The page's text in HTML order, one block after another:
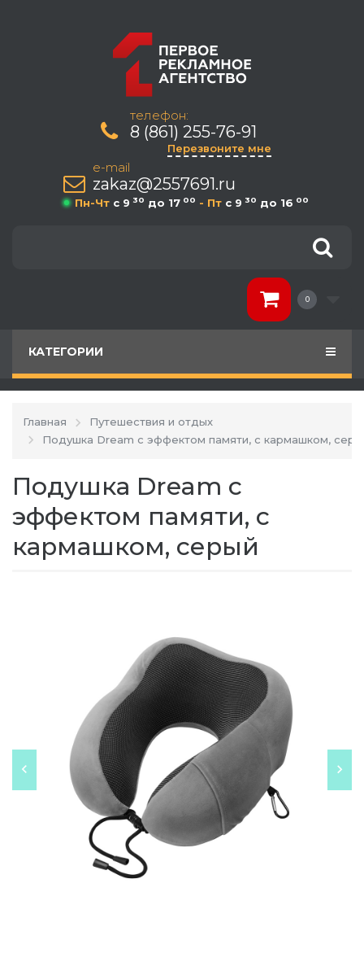
телефон:
8 (861) 255-76-91
Перезвоните мне
e-mail
zakaz@2557691.ru
Пн-Чт c 9 30 до 17 00 - Пт c 9 30 до 16 00
0
КАТЕГОРИИ
Главная
Путешествия и отдых
Подушка Dream с эффектом памяти, с кармашком,
Подушка Dream с
эффектом памяти, с
кармашком, серый